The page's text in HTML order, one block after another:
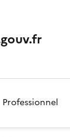
Professionnel